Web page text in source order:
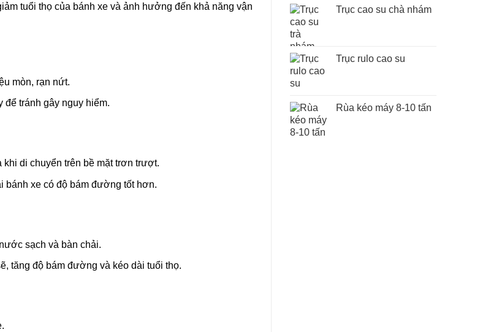
tuổi thọ của bánh xe và ảnh hưởng đến khả năng vận
mòn, rạn nứt.
để tránh gây nguy hiểm.
di chuyển trên bề mặt trơn trượt.
bánh xe có độ bám đường tốt hơn.
sạch và bàn chải.
tăng độ bám đường và kéo dài tuổi thọ.
Trục cao su chà nhám
Trục rulo cao su
Rùa kéo máy 8-10 tấn